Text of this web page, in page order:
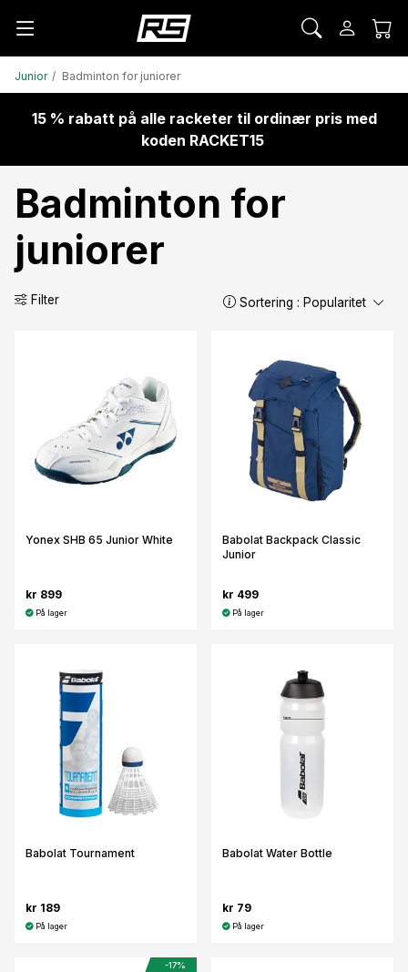
Junior Badminton for juniorer
15 % rabatt på alle racketer til ordinær pris med
koden RACKET15
Badminton for
juniorer
Filter Sortering : Popularitet
Yonex SHB 65 Junior White
kr 899
På lager
Babolat Backpack Classic
Junior
kr 499
På lager
Babolat Tournament
kr 189
På lager
Babolat Water Bottle
kr 79
På lager
-17%